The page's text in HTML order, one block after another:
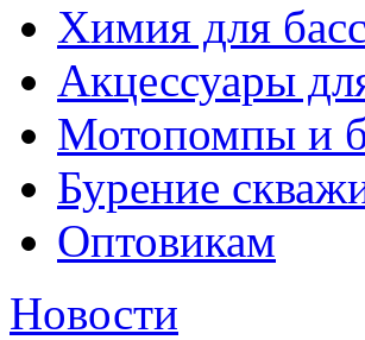
Химия для
Акцессуары
Мотопомпы и
Бурение
Оптовикам
Новости